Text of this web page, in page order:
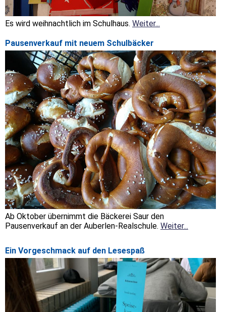
Es wird weihnachtlich im Schulhaus. Weiter...
Pausenverkauf mit neuem Schulbäcker
Ab Oktober übernimmt die Bäckerei Saur den
Pausenverkauf an der Auberlen-Realschule. Weiter...
Ein Vorgeschmack auf den Lesespaß